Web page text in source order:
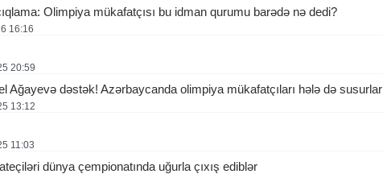
Olimpiya mükafatçısı bu idman qurumu barədə nə dedi?
16:16
20:59
Ağayevə dəstək! Azərbaycanda olimpiya mükafatçıları hələ də susurlar
13:12
11:03
dünya çempionatında uğurla çıxış ediblər